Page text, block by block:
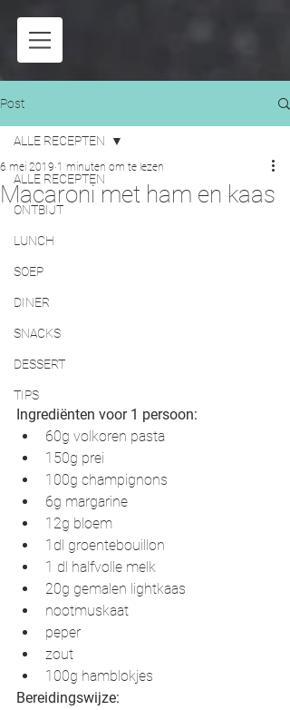
Post
ALLE RECEPTEN
ONTBIJT
LUNCH
SOEP
DINER
SNACKS
DESSERT
TIPS
ALLE RECEPTEN
Macaroni met ham en kaas
6 mei 2019 1 minuten om te lezen
Ingrediënten voor 1 persoon:
60g volkoren pasta
150g prei
100g champignons
6g margarine
12g bloem
1dl groentebouillon
1 dl halfvolle melk
20g gemalen lightkaas
nootmuskaat
peper
zout
100g hamblokjes
Bereidingswijze: